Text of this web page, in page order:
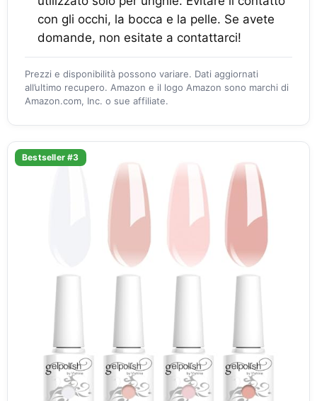
con gli occhi, la bocca e la pelle. Se avete
domande, non esitate a contattarci!
Prezzi e disponibilità possono variare. Dati aggiornati
all’ultimo recupero. Amazon e il logo Amazon sono marchi di
Amazon.com, Inc. o sue affiliate.
Bestseller #3